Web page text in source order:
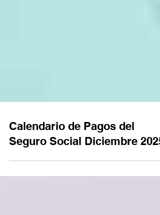
Calendario de Pagos del
Seguro Social Diciembre 2025